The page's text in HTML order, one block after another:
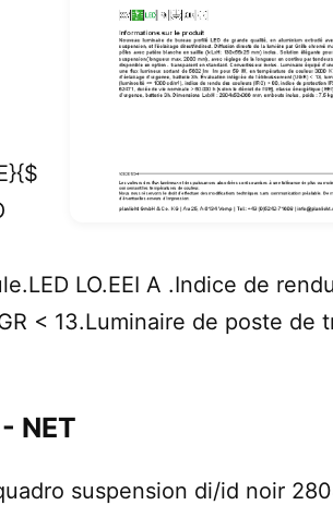
LO.EEI A .Indice de
< 13.Luminaire de poste de
NET
suspension di/id noir